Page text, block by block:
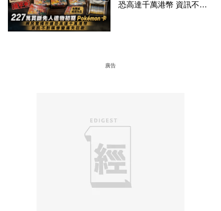
恐高達千萬港幣 資訊不對
廣告